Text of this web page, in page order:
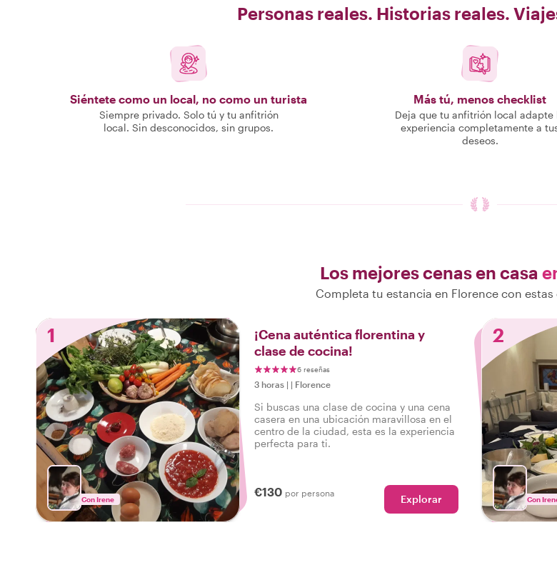
Personas reales. Historias reales.
Siéntete como un local, no como un turista
Siempre privado. Solo tú y tu anfitrión
local. Sin desconocidos, sin grupos.
Más tú, menos checklist
Deja que tu anfitrión local adapte
experiencia completamente a
deseos.
Los mejores cenas en casa
Completa tu estancia en Florence con estas
1
Con Irene
¡Cena auténtica florentina y
clase de cocina!
6 reseñas
3 horas | | Florence
Si buscas una clase de cocina y una cena
casera en una ubicación maravillosa en el
centro de la ciudad, esta es la experiencia
perfecta para ti.
€130 por persona Explorar
2
Con